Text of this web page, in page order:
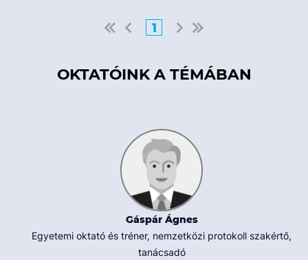
1
OKTATÓINK A TÉMÁBAN
Gáspár Ágnes
Egyetemi oktató és tréner, nemzetközi protokoll szakértő,
tanácsadó